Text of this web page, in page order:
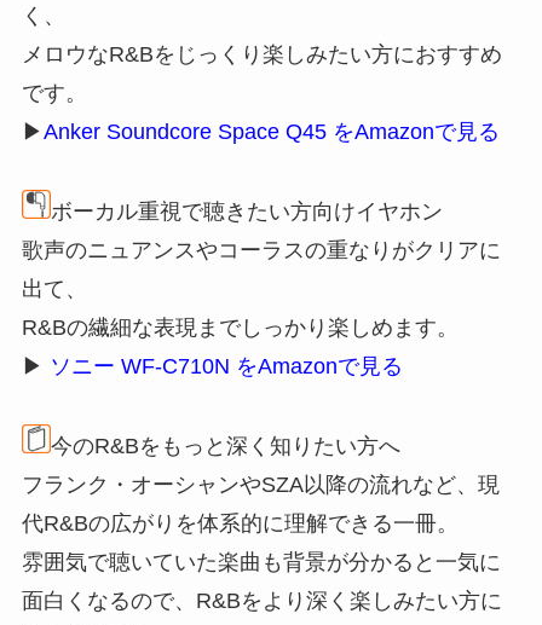
く、
メロウなR&Bをじっくり楽しみたい方におすすめ
です。
▶Anker Soundcore Space Q45 をAmazonで見る
ボーカル重視で聴きたい方向けイヤホン
歌声のニュアンスやコーラスの重なりがクリアに
出て、
R&Bの繊細な表現までしっかり楽しめます。
▶ ソニー WF-C710N をAmazonで見る
今のR&Bをもっと深く知りたい方へ
フランク・オーシャンやSZA以降の流れなど、現
代R&Bの広がりを体系的に理解できる一冊。
雰囲気で聴いていた楽曲も背景が分かると一気に
面白くなるので、R&Bをより深く楽しみたい方に